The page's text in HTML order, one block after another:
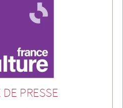
DE PRESSE